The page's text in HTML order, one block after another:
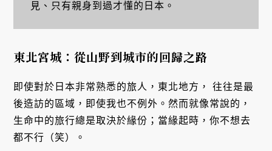
見、只有親身到過才懂的日本。
東北宮城：從山野到城市的回歸之路
即使對於日本非常熟悉的旅人，東北地方， 往往是最
後造訪的區域，即使我也不例外。然而就像常說的，
生命中的旅行總是取決於緣份；當緣起時，你不想去
都不行（笑）。